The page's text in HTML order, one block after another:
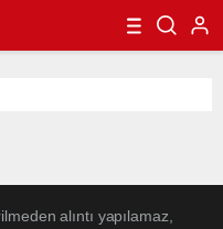
alıntı yapılamaz,